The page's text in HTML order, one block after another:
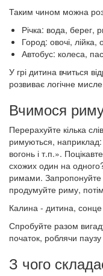
Таким чином можна
Річка: вода, берег,
Город: овочі, лійка,
Автобус: колеса,
У грі дитина вчиться
розвиває логічне
Вчимося
Перерахуйте кілька
римуються, наприклад:
вогонь і т.п.».
схожих один на
римами. Запропонуйте
продумуйте риму,
Калина - дитина,
Спробуйте разом
початок, роблячи
З чого